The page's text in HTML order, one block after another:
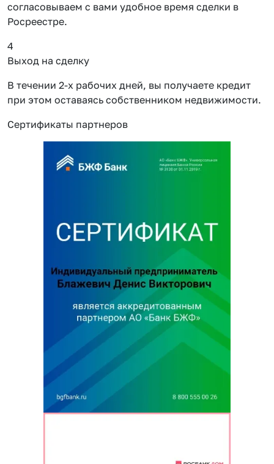
согласовываем с вами удобное время сделки в
Росреестре.
4
Выход на сделку
В течении 2-х рабочих дней, вы получаете кредит
при этом оставаясь собственником недвижимости.
Сертификаты партнеров